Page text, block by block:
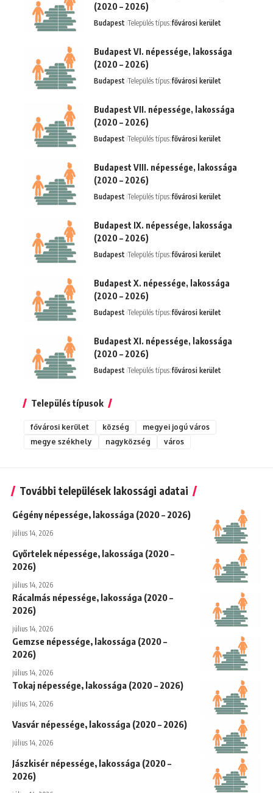
(2020 – 2026)
Budapest Település típus:fővárosi kerület
Budapest VI. népessége, lakossága
(2020 – 2026)
Budapest Település típus:fővárosi kerület
Budapest VII. népessége, lakossága
(2020 – 2026)
Budapest Település típus:fővárosi kerület
Budapest VIII. népessége, lakossága
(2020 – 2026)
Budapest Település típus:fővárosi kerület
Budapest IX. népessége, lakossága
(2020 – 2026)
Budapest Település típus:fővárosi kerület
Budapest X. népessége, lakossága
(2020 – 2026)
Budapest Település típus:fővárosi kerület
Budapest XI. népessége, lakossága
(2020 – 2026)
Budapest Település típus:fővárosi kerület
Település típusok
fővárosi kerület község
megyei jogú város
megye székhely
nagyközség város
További települések lakossági adatai
Gégény népessége, lakossága (2020 – 2026)
július 14, 2026
Győrtelek népessége, lakossága (2020 –
2026)
július 14, 2026
Rácalmás népessége, lakossága (2020 –
2026)
július 14, 2026
Gemzse népessége, lakossága (2020 –
2026)
július 14, 2026
Tokaj népessége, lakossága (2020 – 2026)
július 14, 2026
Vasvár népessége, lakossága (2020 – 2026)
július 14, 2026
Jászkisér népessége, lakossága (2020 –
2026)